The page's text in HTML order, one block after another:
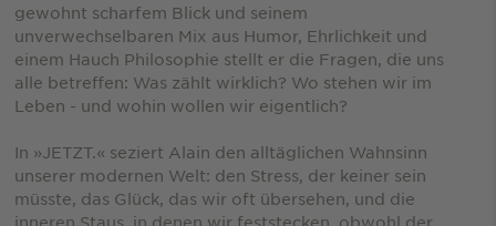
gewohnt scharfem Blick und seinem
unverwechselbaren Mix aus Humor, Ehrlichkeit und
einem Hauch Philosophie stellt er die Fragen, die uns
alle betreffen: Was zählt wirklich? Wo stehen wir im
Leben - und wohin wollen wir eigentlich?
In »JETZT.« seziert Alain den alltäglichen Wahnsinn
unserer modernen Welt: den Stress, der keiner sein
müsste, das Glück, das wir oft übersehen, und die
inneren Staus, in denen wir feststecken, obwohl der